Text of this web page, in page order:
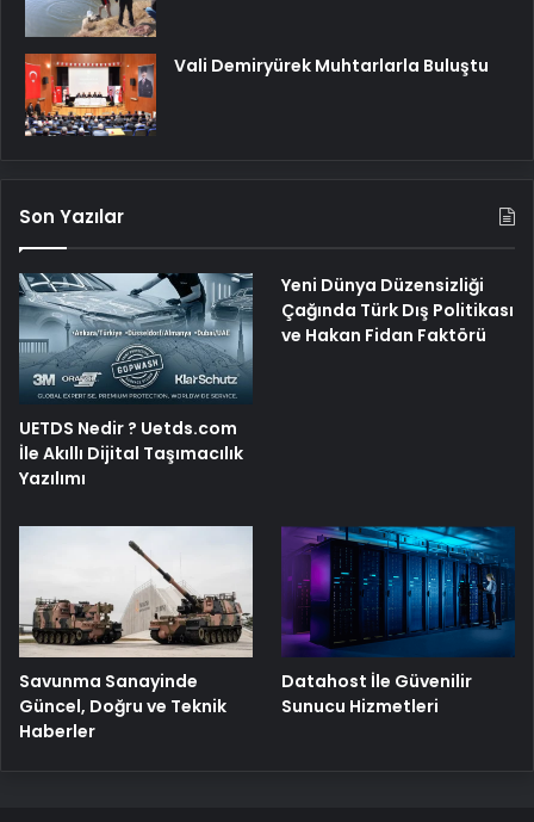
Vali Demiryürek Muhtarlarla Buluştu
Son Yazılar
UETDS Nedir ? Uetds.com
İle Akıllı Dijital Taşımacılık
Yazılımı
Yeni Dünya Düzensizliği
Çağında Türk Dış Politikası
ve Hakan Fidan Faktörü
Savunma Sanayinde
Güncel, Doğru ve Teknik
Haberler
Datahost İle Güvenilir
Sunucu Hizmetleri